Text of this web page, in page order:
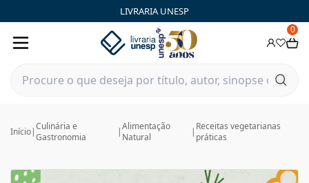
LIVRARIA UNESP
0
Início|Culinária e
Gastronomia
|Alimentação
Natural
| Receitas vegetarianas
práticas